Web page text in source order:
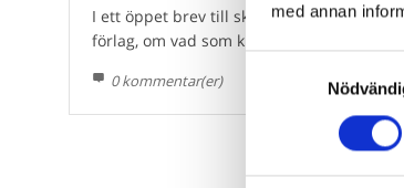
med annan
I ett öppet brev till skolminister Lotta
förlag, om vad som krävs för att
0 kommentar(er)